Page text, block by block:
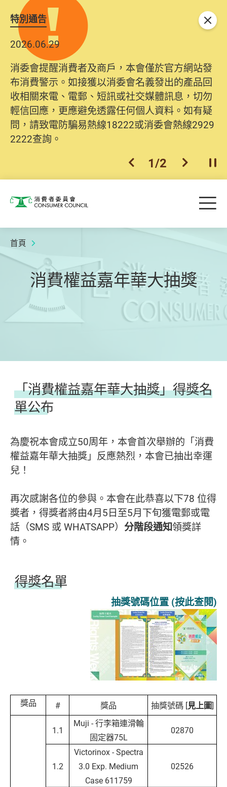
特別通告
2026.06.29
消委會提醒消費者及商戶，本會僅於官方網站發
布消費警示。如接獲以消委會名義發出的產品回
收相關來電、電郵、短訊或社交媒體訊息，切勿
輕信回應，更應避免透露任何個人資料。如有疑
問，請致電防騙易熱線18222或消委會熱線2929
2222查詢。
上一個
1/2 下一個開
關閉
消費者委員會 目
首頁
消費權益嘉年華大抽獎
「消費權益嘉年華大抽獎」得獎名
單公布
為慶祝本會成立50周年，本會首次舉辦的「消費
權益嘉年華大抽獎」反應熱烈，本會已抽出幸運
兒！
再次感謝各位的參與。本會在此恭喜以下78 位得
獎者，得獎者將由4月5日至5月下旬獲電郵或電
話（SMS 或 WHATSAPP） 分階段通知領獎詳
情。
得獎名單
抽獎號碼位置 (按此查閱)
獎品 # 獎品 抽獎號碼 [見上圖]
1.1
Muji - 行李箱連滑輪
固定器75L
02870
1.2
Victorinox - Spectra
3.0 Exp. Medium
Case 611759
02526